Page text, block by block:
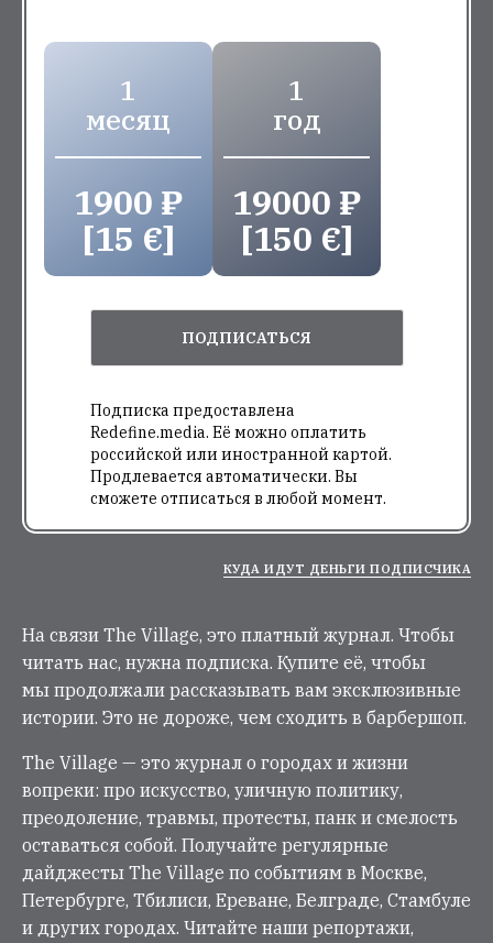
1
месяц
1900 ₽
[15 €]
1
год
19000 ₽
[150 €]
ПОДПИСАТЬСЯ
Подписка предоставлена
Redefine.media. Её можно оплатить
российской или иностранной картой.
Продлевается автоматически. Вы
сможете отписаться в любой момент.
КУДА ИДУТ ДЕНЬГИ ПОДПИСЧИКА
На связи The Village, это платный журнал. Чтобы
читать нас, нужна подписка. Купите её, чтобы
мы продолжали рассказывать вам эксклюзивные
истории. Это не дороже, чем сходить в барбершоп.
The Village — это журнал о городах и жизни
вопреки: про искусство, уличную политику,
преодоление, травмы, протесты, панк и смелость
оставаться собой. Получайте регулярные
дайджесты The Village по событиям в Москве,
Петербурге, Тбилиси, Ереване, Белграде, Стамбуле
и других городах. Читайте наши репортажи,